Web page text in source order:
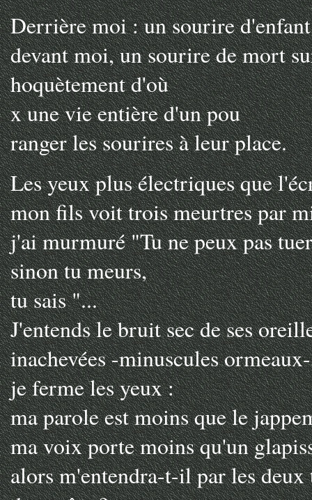
Derrière moi : un sourire
devant moi, un sourire de mort
hoquètement d'où
x une vie entière d'un pou
ranger les sourires à leur place.
Les yeux plus électriques que
mon fils voit trois meurtres par
j'ai murmuré "Tu ne peux pas
sinon tu meurs,
tu sais "...
J'entends le bruit sec de ses
inachevées -minuscules
je ferme les yeux :
ma parole est moins que le
ma voix porte moins qu'un
alors m'entendra-t-il par les deux